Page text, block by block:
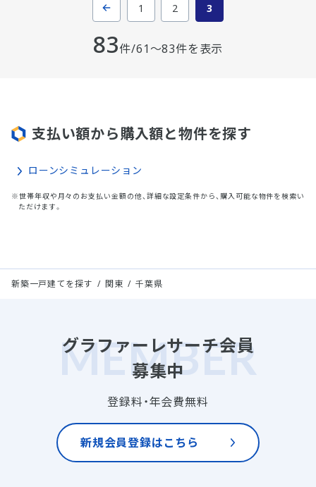
83件/61～83件を表示
前のページへ
1 2 3
支払い額から購入額と物件を探す
ローンシミュレーション
※世帯年収や月々のお支払い金額の他、詳細な設定条件から、購入可能な物件を検索い
ただけます。
新築一戸建てを探す 関東 千葉県
グラファーレサーチ会員
募集中
登録料・年会費無料
新規会員登録はこちら